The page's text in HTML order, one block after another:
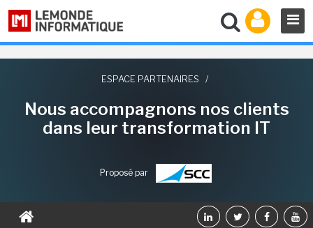
ESPACE PARTENAIRES /
Nous accompagnons nos clients
dans leur transformation IT
Proposé par